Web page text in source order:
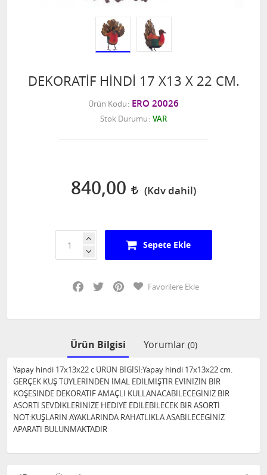
DEKORATİF HİNDİ 17 X13 X 22 CM.
Ürün Kodu ERO 20026
Stok Durumu VAR
840,00
Sepete Ekle
Facebook
Twitter PinterestFavorilere Ekle
Ürün Bilgisi Yorumlar (0)
Yapay hindi 17x13x22 c ÜRÜN BİGİSİ:Yapay hindi 17x13x22 cm.
GERÇEK KUŞ TÜYLERİNDEN İMAL EDİLMİŞTİR EVİNİZİN BİR
KÖŞESİNDE DEKORATİF AMAÇLI KULLANACABİLECEGİNİZ BİR
ASORTİ SEVDİKLERİNİZE HEDİYE EDİLEBİLECEK BİR ASORTİ
NOT:KUŞLARIN AYAKLARINDA RAHATLIKLA ASABİLECEGİNİZ
APARATI BULUNMAKTADIR